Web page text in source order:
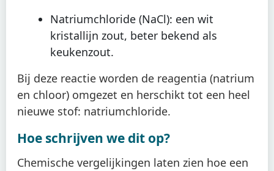
Natriumchloride (NaCl): een wit
kristallijn zout, beter bekend als
keukenzout.
Bij deze reactie worden de reagentia (natrium
en chloor) omgezet en herschikt tot een heel
nieuwe stof: natriumchloride.
Hoe schrijven we dit op?
Chemische vergelijkingen laten zien hoe een